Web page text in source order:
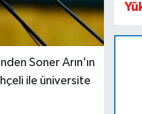
Soner Arın'ın
ile üniversite